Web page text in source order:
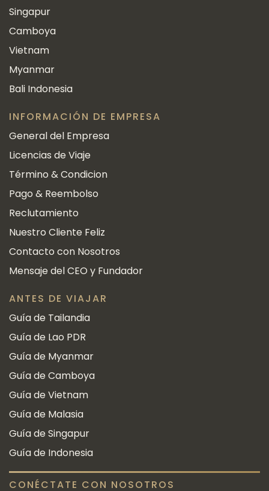
Singapur
Camboya
Vietnam
Myanmar
Bali Indonesia
INFORMACIÓN DE EMPRESA
General del Empresa
Licencias de Viaje
Término & Condicion
Pago & Reembolso
Reclutamiento
Nuestro Cliente Feliz
Contacto con Nosotros
Mensaje del CEO y Fundador
ANTES DE VIAJAR
Guía de Tailandia
Guía de Lao PDR
Guía de Myanmar
Guía de Camboya
Guía de Vietnam
Guía de Malasia
Guía de Singapur
Guía de Indonesia
CONÉCTATE CON NOSOTROS